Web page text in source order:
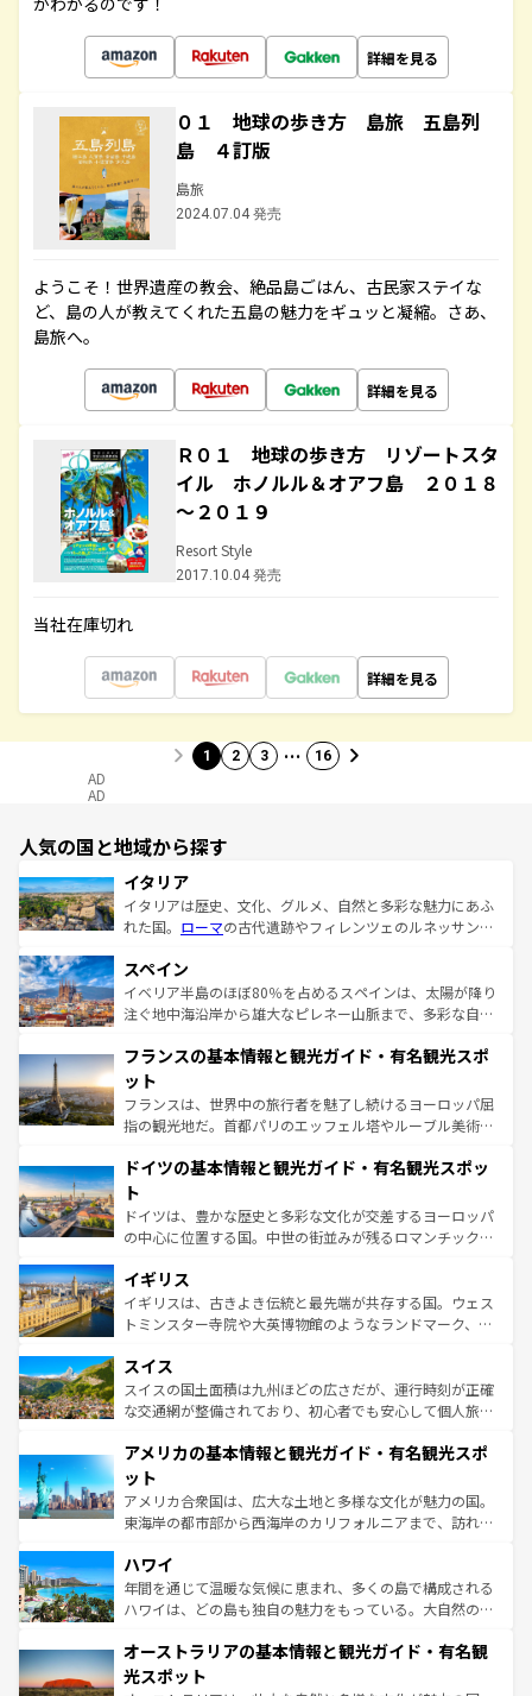
詳細を見る
０１ 地球の歩き方 島旅 五島列
島 ４訂版
島旅
2024.07.04 発売
ようこそ！世界遺産の教会、絶品島ごはん、古民家ステイな
ど、島の人が教えてくれた五島の魅力をギュッと凝縮。さあ、
島旅へ。
詳細を見る
Ｒ０１ 地球の歩き方 リゾートスタ
イル ホノルル＆オアフ島 ２０１８
～２０１９
Resort Style
2017.10.04 発売
当社在庫切れ
詳細を見る
1 2 3 … 16
AD
AD
人気の国と地域から探す
イタリア
イタリアは歴史、文化、グルメ、自然と多彩な魅力にあふ
れた国。 ローマの古代遺跡やフィレンツェのルネッサンス
ろん、トスカーナの美しい田園風景やアマルフィ海岸の絶
景など、自然景観も見逃せない。観光の合間には、本場の
ピザやパスタなど、絶品のイタリア料理を堪能することも
ませてくれるイタリアで、忘れられない旅をしてみよう！
なお、新着のイタリア情報は
しい。
スペイン
イベリア半島のほぼ80％を占めるスペインは、太陽が降り
注ぐ地中海沿岸から雄大なピレネー山脈まで、多彩な自然
文化が根付くこの国では、情熱的なフラメンコ、熱気あふ
れる闘牛、そして美味しいタパスが生活の一部となってい
る。首都マドリードの洗練された雰囲気や、バルセロナの
アートに溢れた街角から、地方では古代ローマ遺跡や中世
せる。地方によって風土や気候が異なるスペインはその個
ンテンツ一覧 を参照してほしい。
フランスの基本情報と観光ガイド・有名観光スポ
ット
フランスは、世界中の旅行者を魅了し続けるヨーロッパ屈
指の観光地だ。首都パリのエッフェル塔やルーブル美術館
で、幅広い魅力が詰まっている。華麗な宮殿、歴史的な大
聖堂、美しいビーチ、そして豊かな自然が、訪れる者を心
から魅了する。また、フランスは美食の国としても知ら
れ、フランス料理はユネスコ無形文化遺産にも登録されて
香り高いラベンダー畑など、多彩な楽しみ方が可能だ。さ
らに、パリ以外の地域にも魅力が溢れており、どの街角に
も豊かな歴史と文化が息づいている。パリ以外の個性あふ
を参照してほしい。
ドイツの基本情報と観光ガイド・有名観光スポッ
ト
ドイツは、豊かな歴史と多彩な文化が交差するヨーロッパ
の中心に位置する国。中世の街並みが残るロマンチック街
顔を持つこの国は、どこを歩いても飽きることがない。ベ
ルリンの文化的活気、バイエルン州のアルプスの絶景、そ
してライン川沿いのワイン畑といった風景は必見。ビール
は、お酒好きな人にはぜひ体験してほしい。 なお、新着の
ドイツ情報はコンテンツ一覧を参照してほしい。
イギリス
イギリスは、古きよき伝統と最先端が共存する国。ウェス
トミンスター寺院や大英博物館のようなランドマーク、歴
リアごとに異なる魅力がある。また、優雅なアフタヌーン
ティー、ビール好きにはたまらない英国パブ、サッカー観
戦など、本場だからこそできる体験も豊富。イギリスを旅
ンツ一覧を参照してほしい。
スイス
スイスの国土面積は九州ほどの広さだが、運行時刻が正確
な交通網が整備されており、初心者でも安心して個人旅行
の建物がそのまま残る町や、スイスならではのユニークな
博物館もあり、アルプス観光だけでなく町歩きも満喫する
ことができる。国民の所得が高いため物価も高いが、旅行
者向けの交通パス提供のサービスもあり、うまく活用すれ
着のスイス情報は
アメリカの基本情報と観光ガイド・有名観光スポ
ット
アメリカ合衆国は、広大な土地と多様な文化が魅力の国。
東海岸の都市部から西海岸のカリフォルニアまで、訪れる
のような巨大都市は、観光、ショッピング、エンターテイ
ンメントが詰まった刺激的なスポットだ。一方、アメリカ
西部には大自然が広がり、グランドキャニオンやイエロー
部のニューオーリンズでは、音楽と美食が融合した独特の
文化が魅力。旅行者はアメリカの各地域で異なる魅力を楽
ハワイ
年間を通じて温暖な気候に恵まれ、多くの島で構成される
ハワイは、どの島も独自の魅力をもっている。大自然の神
ワイ島は見逃せない。また、定番の観光地といえばオアフ
島だが、静かな自然を求めるならマウイ島やカウアイ島が
オーストラリアの基本情報と観光ガイド・有名観
光スポット